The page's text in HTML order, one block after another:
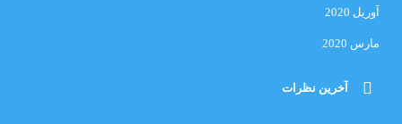
آوریل 2020
مارس 2020
آخرین نظرات